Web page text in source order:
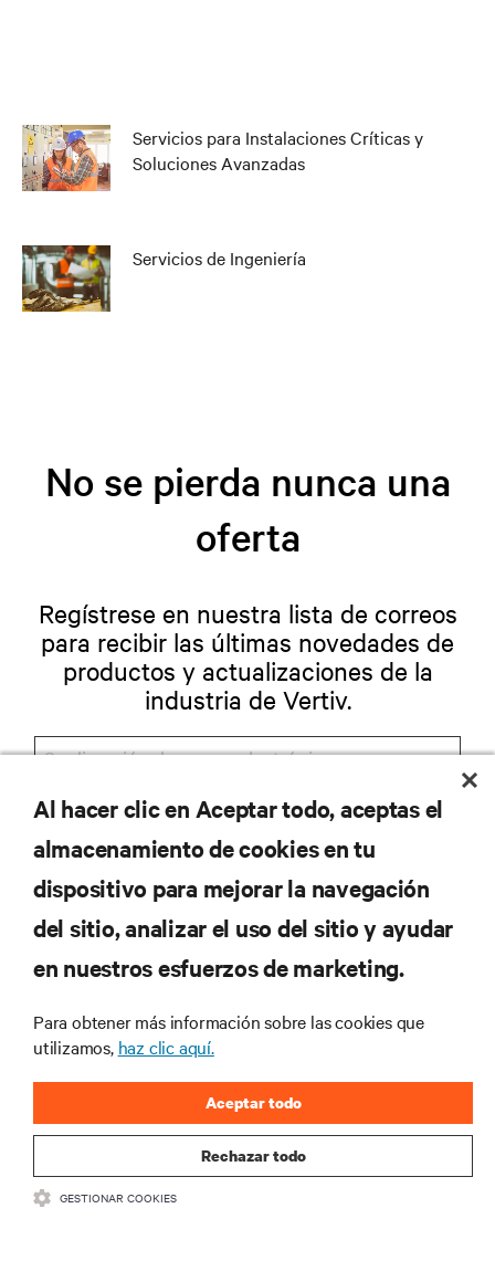
Servicios para Instalaciones Críticas y
Soluciones Avanzadas
Servicios de Ingeniería
No se pierda nunca una
oferta
Regístrese en nuestra lista de correos
para recibir las últimas novedades de
productos y actualizaciones de la
industria de Vertiv.
REGISTRARSE
SOPORTE
CORPORATIVO
Al hacer clic en Aceptar todo, aceptas el
almacenamiento de cookies en tu
dispositivo para mejorar la navegación
del sitio, analizar el uso del sitio y ayudar
en nuestros esfuerzos de marketing.
Para obtener más información sobre las cookies que
utilizamos, haz clic aquí.
Rechazar todo
Aceptar todo
GESTIONAR COOKIES